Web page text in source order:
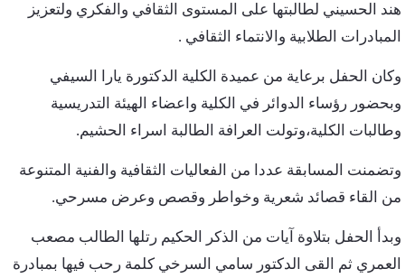
هند الحسيني لطالبتها على المستوى الثقافي والفكري ولتعزيز
المبادرات الطلابية والانتماء الثقافي .
وكان الحفل برعاية من عميدة الكلية الدكتورة يارا السيفي
وبحضور رؤساء الدوائر في الكلية واعضاء الهيئة التدريسية
وطالبات الكلية،وتولت العرافة الطالبة اسراء الحشيم.
وتضمنت المسابقة عددا من الفعاليات الثقافية والفنية المتنوعة
من القاء قصائد شعرية وخواطر وقصص وعرض مسرحي.
وبدأ الحفل بتلاوة آيات من الذكر الحكيم رتلها الطالب مصعب
العمري ثم القى الدكتور سامي السرخي كلمة رحب فيها بمبادرة